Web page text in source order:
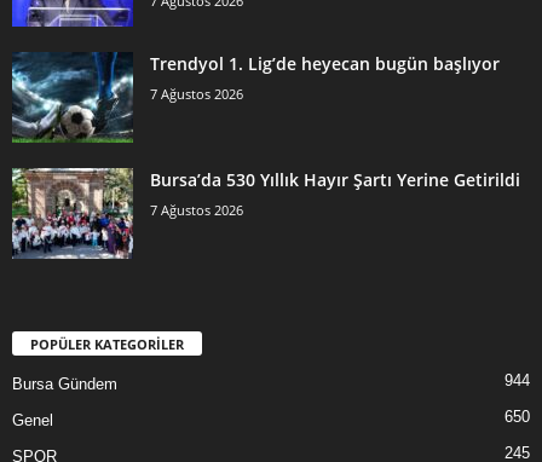
Trendyol 1. Lig’de heyecan bugün başlıyor
7 Ağustos 2026
Bursa’da 530 Yıllık Hayır Şartı Yerine Getirildi
7 Ağustos 2026
POPÜLER KATEGORİLER
Bursa Gündem 944
Genel 650
SPOR 245